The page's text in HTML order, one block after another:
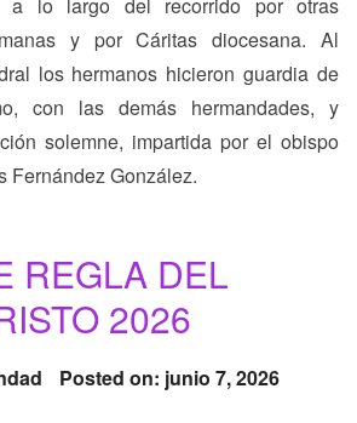
y por Cáritas diocesana. Al
los hermanos hicieron guardia de
con las demás hermandades, y
solemne, impartida por el obispo
Fernández González.
REGLA DEL
2026
Posted on: junio 7, 2026